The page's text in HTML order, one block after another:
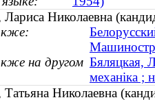
Лариса Николаевна
на другом Бяляцкая,
механіка ;
Татьяна Николаевна